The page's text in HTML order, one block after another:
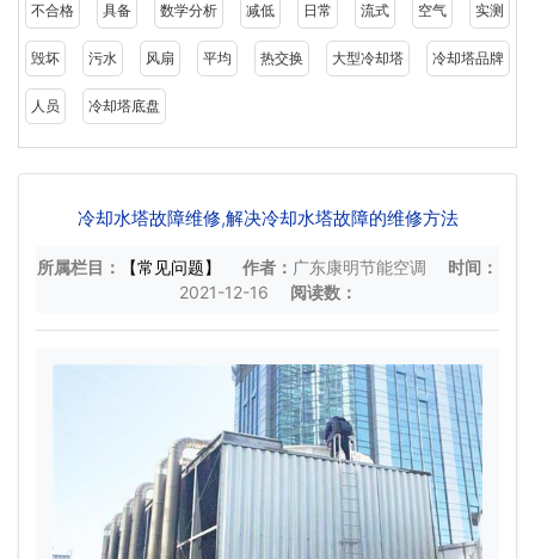
不合格 具备 数学分析 减低 日常 流式 空气 实测
毁坏 污水 风扇 平均 热交换 大型冷却塔 冷却塔品牌
人员 冷却塔底盘
冷却水塔故障维修,解决冷却水塔故障的维修方法
所属栏目： 【常见问题】 作者： 广东康明节能空调
时间：
2021-12-16
阅读数：